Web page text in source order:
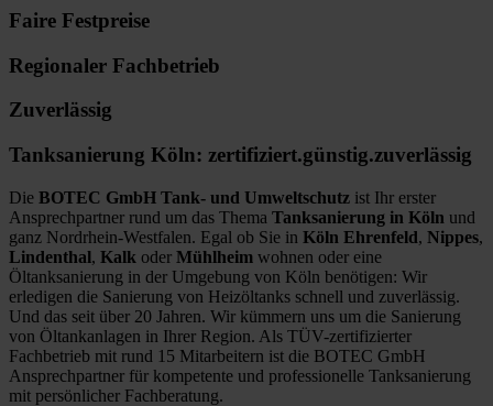
Faire Festpreise
Regionaler Fachbetrieb
Zuverlässig
Tanksanierung Köln: zertifiziert.günstig.zuverlässig
Die BOTEC GmbH Tank- und Umweltschutz ist Ihr erster
Ansprechpartner rund um das Thema Tanksanierung in Köln und
ganz Nordrhein-Westfalen. Egal ob Sie in Köln Ehrenfeld, Nippes,
Lindenthal, Kalk oder Mühlheim wohnen oder eine
Öltanksanierung in der Umgebung von Köln benötigen: Wir
erledigen die Sanierung von Heizöltanks schnell und zuverlässig.
Und das seit über 20 Jahren. Wir kümmern uns um die Sanierung
von Öltankanlagen in Ihrer Region. Als TÜV-zertifizierter
Fachbetrieb mit rund 15 Mitarbeitern ist die BOTEC GmbH
Ansprechpartner für kompetente und professionelle Tanksanierung
mit persönlicher Fachberatung.